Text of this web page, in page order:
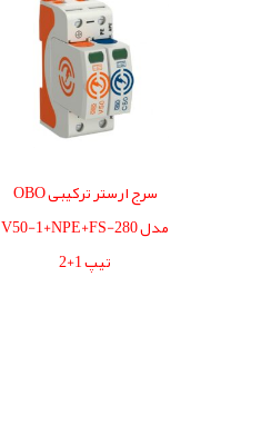
سرج ارستر ترکیبی OBO
مدل V50-1+NPE+FS-280
تیپ 1+2